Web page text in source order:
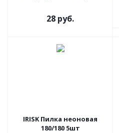
28 руб.
IRISK Пилка неоновая
180/180 5шт